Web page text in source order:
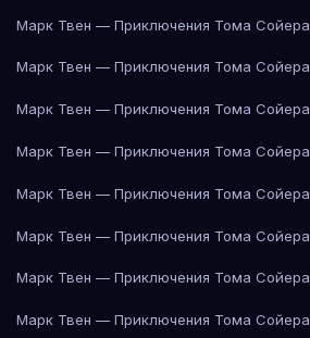
Марк Твен — Приключения Тома Сойера
Марк Твен — Приключения Тома Сойера
Марк Твен — Приключения Тома Сойера
Марк Твен — Приключения Тома Сойера
Марк Твен — Приключения Тома Сойера
Марк Твен — Приключения Тома Сойера
Марк Твен — Приключения Тома Сойера
Марк Твен — Приключения Тома Сойера